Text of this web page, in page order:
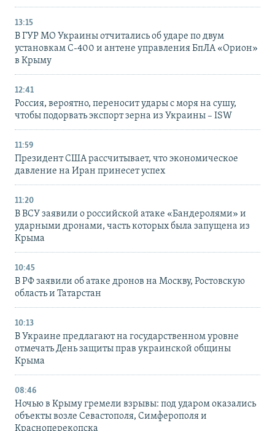
13:15
В ГУР МО Украины отчитались об ударе по двум
установкам С-400 и антене управления БпЛА «Орион»
в Крыму
12:41
Россия, вероятно, переносит удары с моря на сушу,
чтобы подорвать экспорт зерна из Украины – ISW
11:59
Президент США рассчитывает, что экономическое
давление на Иран принесет успех
11:20
В ВСУ заявили о российской атаке «Бандеролями» и
ударными дронами, часть которых была запущена из
Крыма
10:45
В РФ заявили об атаке дронов на Москву, Ростовскую
область и Татарстан
10:13
В Украине предлагают на государственном уровне
отмечать День защиты прав украинской общины
Крыма
08:46
Ночью в Крыму гремели взрывы: под ударом оказались
объекты возле Севастополя, Симферополя и
Красноперекопска